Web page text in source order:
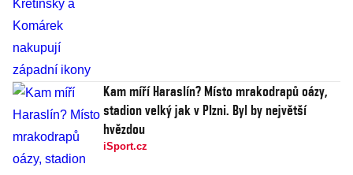
Kam míří Haraslín? Místo mrakodrapů oázy,
stadion velký jak v Plzni. Byl by největší
hvězdou
iSport.cz